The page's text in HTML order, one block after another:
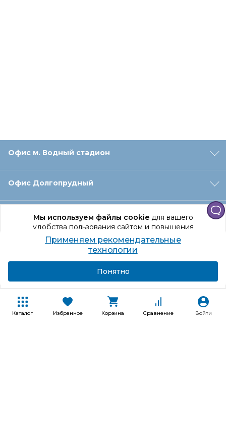
Каталог Избранное Корзина Сравнение Войти
Мы используем файлы cookieдля вашего
удобства пользования сайтом и повышения
качества рекомендаций.
Продолжая использование сайта, вы даете
согласие на обработку персональных данных
Офис м. Водный стадион
Офис Долгопрудный
Офис Санкт‑Петербург
Оформление заказа
Покупателям
Применяем рекомендательные
технологии
Понятно